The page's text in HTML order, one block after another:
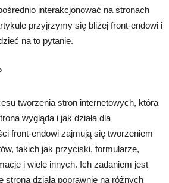
interakcjonować na stronach
przyjrzymy się bliżej front-endowi i
na to pytanie.
tworzenia stron internetowych, która
wygląda i jak działa dla
front-endowi zajmują się tworzeniem
takich jak przyciski, formularze,
i wiele innych. Ich zadaniem jest
strona działa poprawnie na różnych